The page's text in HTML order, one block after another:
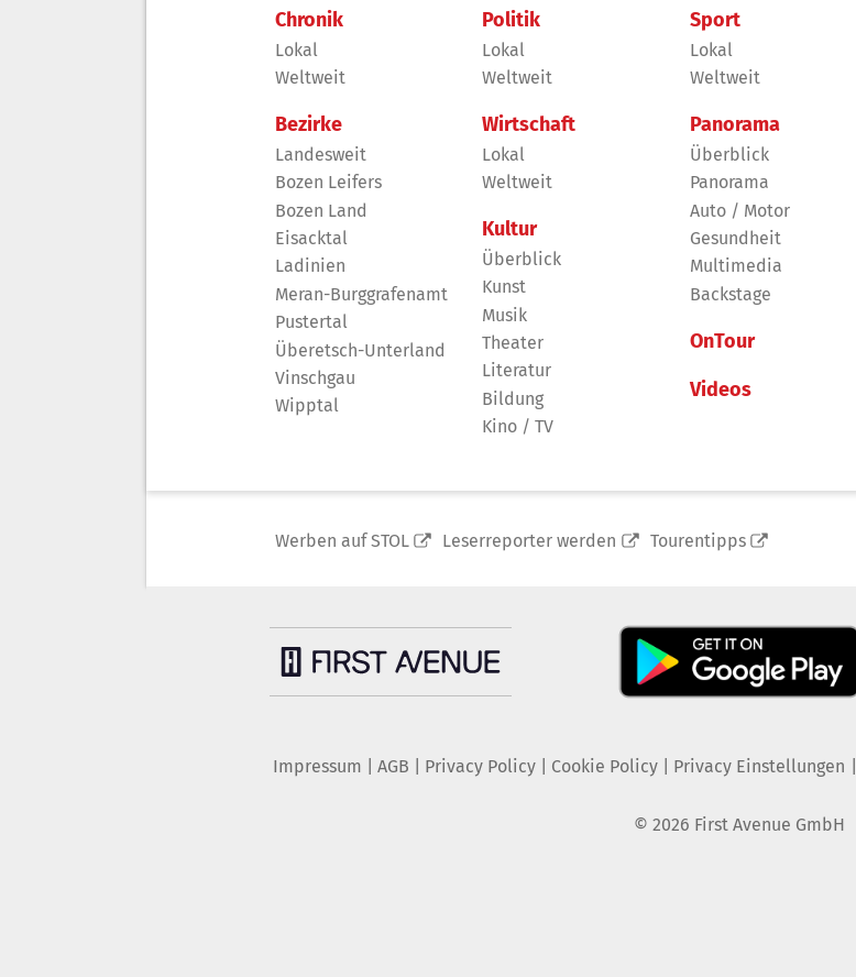
Chronik
Lokal
Weltweit
Bezirke
Landesweit
Bozen Leifers
Bozen Land
Eisacktal
Ladinien
Meran-Burggrafenamt
Pustertal
Überetsch-Unterland
Vinschgau
Wipptal
Politik
Lokal
Weltweit
Wirtschaft
Lokal
Weltweit
Kultur
Überblick
Kunst
Musik
Theater
Literatur
Bildung
Kino / TV
Sport
Lokal
Weltweit
Panorama
Überblick
Panorama
Auto / Motor
Gesundheit
Multimedia
Backstage
OnTour
Videos
Werben auf STOL Leserreporter werden Tourentipps
Impressum AGB Privacy Policy| Cookie Policy| Privacy Einstellungen
© 2026 First Avenue GmbH